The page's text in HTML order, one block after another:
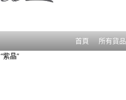
首頁 所有貨品
紫晶”